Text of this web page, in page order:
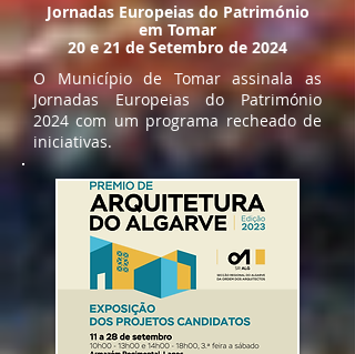
Jornadas Europeias do Património
em Tomar
​20 e 21 de Setembro de 2024
O Município de Tomar assinala as
Jornadas Europeias do Património
2024 com um programa recheado de
iniciativas.